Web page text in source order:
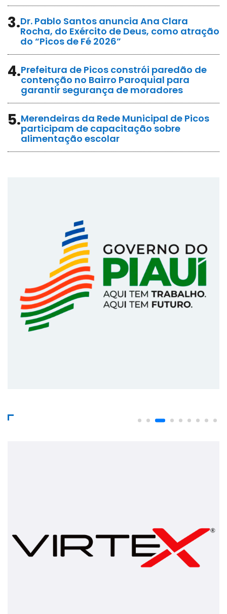
3.Dr. Pablo Santos anuncia Ana Clara
Rocha, do Exército de Deus, como atração
do “Picos de Fé 2026”
4.Prefeitura de Picos constrói paredão de
contenção no Bairro Paroquial para
garantir segurança de moradores
5.Merendeiras da Rede Municipal de Picos
participam de capacitação sobre
alimentação escolar